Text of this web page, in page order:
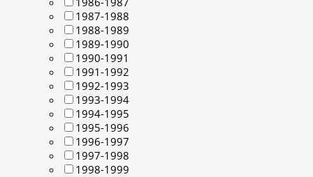
1987-1988
1988-1989
1989-1990
1990-1991
1991-1992
1992-1993
1993-1994
1994-1995
1995-1996
1996-1997
1997-1998
1998-1999